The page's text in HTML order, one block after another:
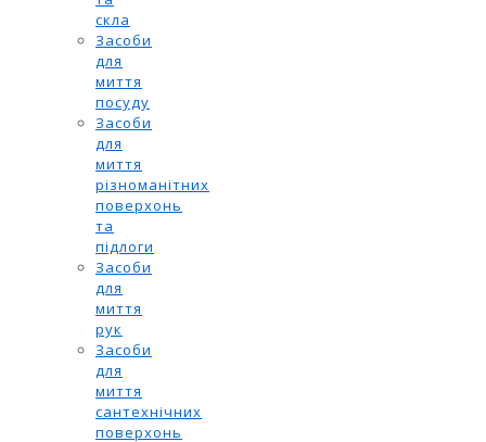
скла
Засоби
для
миття
посуду
Засоби
для
миття
різноманітних
поверхонь
та
підлоги
Засоби
для
миття
рук
Засоби
для
миття
сантехнічних
поверхонь